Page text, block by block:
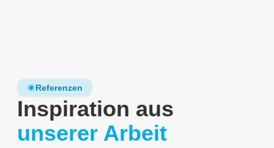
Referenzen
Inspiration aus
unserer Arbeit